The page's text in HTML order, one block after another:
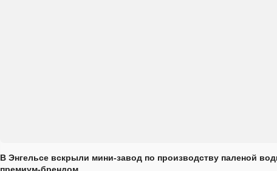
В Энгельсе вскрыли мини-завод по производству паленой